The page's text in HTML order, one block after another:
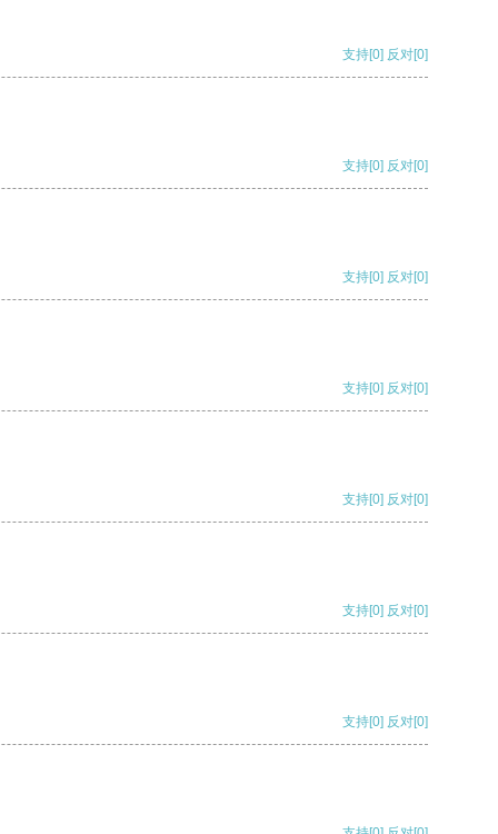
支持[0] 反对[0]
支持[0] 反对[0]
支持[0] 反对[0]
支持[0] 反对[0]
支持[0] 反对[0]
支持[0] 反对[0]
支持[0] 反对[0]